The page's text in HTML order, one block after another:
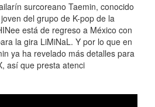
surcoreano Taemin, conocido
del grupo de K-pop de la
está de regreso a México con
la gira LiMiNaL. Y por lo que en
ya ha revelado más detalles para
así que presta atenci